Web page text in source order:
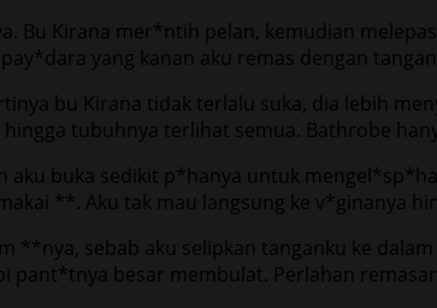
Bu Kirana mer*ntih pelan, kemudian
yang kanan aku remas dengan
bu Kirana tidak terlalu suka, dia lebih
tubuhnya terlihat semua. Bathrobe
aku buka sedikit p*hanya untuk
**. Aku tak mau langsung ke v*ginanya
**nya, sebab aku selipkan tanganku ke
pant*tnya besar membulat. Perlahan